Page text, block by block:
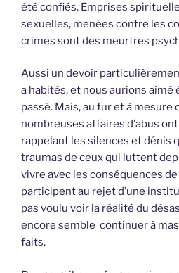
été confiés. Emprises
sexuelles, menées contre les
crimes sont des meurtres
Aussi un devoir
a habités, et nous aurions
passé. Mais, au fur et à mesure
nombreuses affaires d’abus
rappelant les silences et dénis
traumas de ceux qui luttent
vivre avec les conséquences
participent au rejet d’une
pas voulu voir la réalité du
encore semble continuer à
faits.